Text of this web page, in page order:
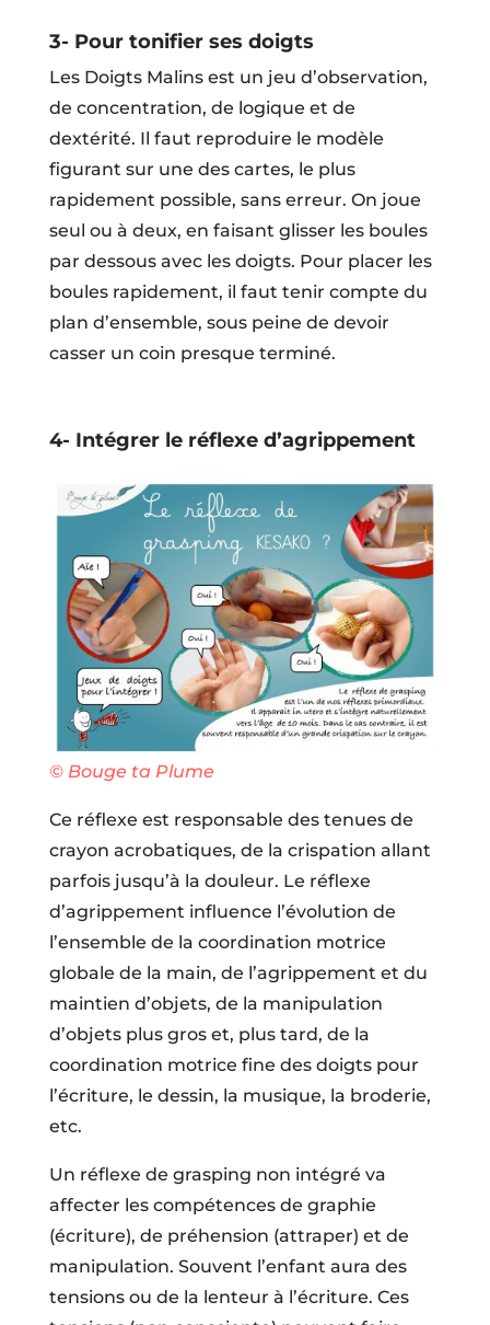
3- Pour tonifier ses doigts
Les Doigts Malins est un jeu d’observation,
de concentration, de logique et de
dextérité. Il faut reproduire le modèle
figurant sur une des cartes, le plus
rapidement possible, sans erreur. On joue
seul ou à deux, en faisant glisser les boules
par dessous avec les doigts. Pour placer les
boules rapidement, il faut tenir compte du
plan d’ensemble, sous peine de devoir
casser un coin presque terminé.
4- Intégrer le réflexe d’agrippement
© Bouge ta Plume
Ce réflexe est responsable des tenues de
crayon acrobatiques, de la crispation allant
parfois jusqu’à la douleur. Le réflexe
d’agrippement influence l’évolution de
l’ensemble de la coordination motrice
globale de la main, de l’agrippement et du
maintien d’objets, de la manipulation
d’objets plus gros et, plus tard, de la
coordination motrice fine des doigts pour
l’écriture, le dessin, la musique, la broderie,
etc.
Un réflexe de grasping non intégré va
affecter les compétences de graphie
(écriture), de préhension (attraper) et de
manipulation. Souvent l’enfant aura des
tensions ou de la lenteur à l’écriture. Ces